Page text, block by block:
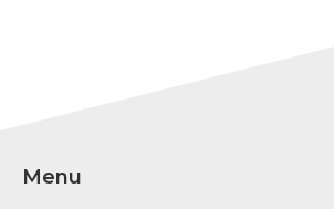
Menu